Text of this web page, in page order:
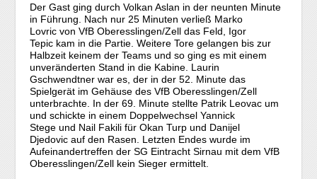
Der Gast ging durch Volkan Aslan in der neunten Minute
in Führung. Nach nur 25 Minuten verließ Marko
Lovric von VfB Oberesslingen/Zell das Feld, Igor
Tepic kam in die Partie. Weitere Tore gelangen bis zur
Halbzeit keinem der Teams und so ging es mit einem
unveränderten Stand in die Kabine. Laurin
Gschwendtner war es, der in der 52. Minute das
Spielgerät im Gehäuse des VfB Oberesslingen/Zell
unterbrachte. In der 69. Minute stellte Patrik Leovac um
und schickte in einem Doppelwechsel Yannick
Stege und Nail Fakili für Okan Turp und Danijel
Djedovic auf den Rasen. Letzten Endes wurde im
Aufeinandertreffen der SG Eintracht Sirnau mit dem VfB
Oberesslingen/Zell kein Sieger ermittelt.